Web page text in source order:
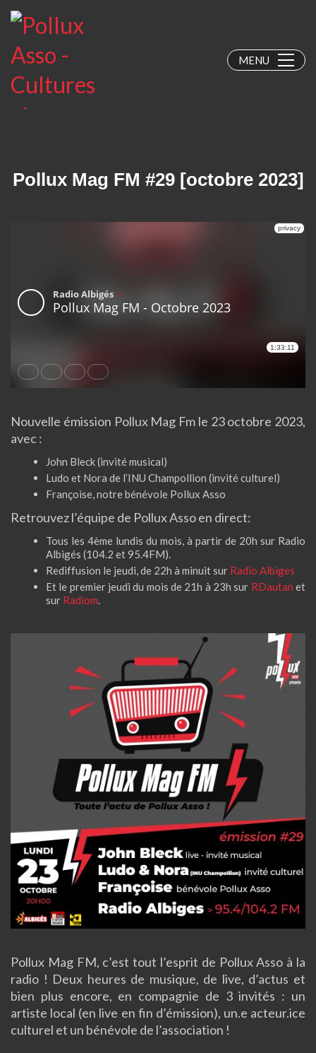
MENU
Pollux Mag FM #29 [octobre 2023]
Nouvelle émission Pollux Mag Fm le 23 octobre 2023,
avec :
John Bleck (invité musical)
Ludo et Nora de l’INU Champollion (invité culturel)
Françoise, notre bénévole Pollux Asso
Retrouvez l’équipe de Pollux Asso en direct:
Tous les 4ème lundis du mois, à partir de 20h sur Radio
Albigés (104.2 et 95.4FM).
Rediffusion le jeudi, de 22h à minuit sur Radio Albiges
Et le premier jeudi du mois de 21h à 23h sur RDautan et
sur Radiom.
Pollux Mag FM, c’est tout l’esprit de Pollux Asso à la
radio ! Deux heures de musique, de live, d’actus et
bien plus encore, en compagnie de 3 invités : un
artiste local (en live en fin d’émission), un.e acteur.ice
culturel et un bénévole de l’association !